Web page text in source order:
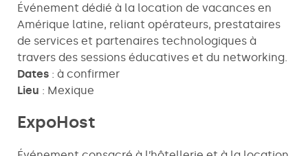
Événement dédié à la location de vacances en
Amérique latine, reliant opérateurs, prestataires
de services et partenaires technologiques à
travers des sessions éducatives et du networking.
Dates : à confirmer
Lieu : Mexique
ExpoHost